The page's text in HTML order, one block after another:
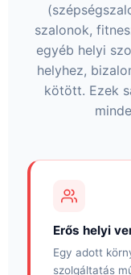
szalonok,
egyéb helyi
helyhez,
kötött. Ezek
Erős helyi
Egy adott
szolgáltatás